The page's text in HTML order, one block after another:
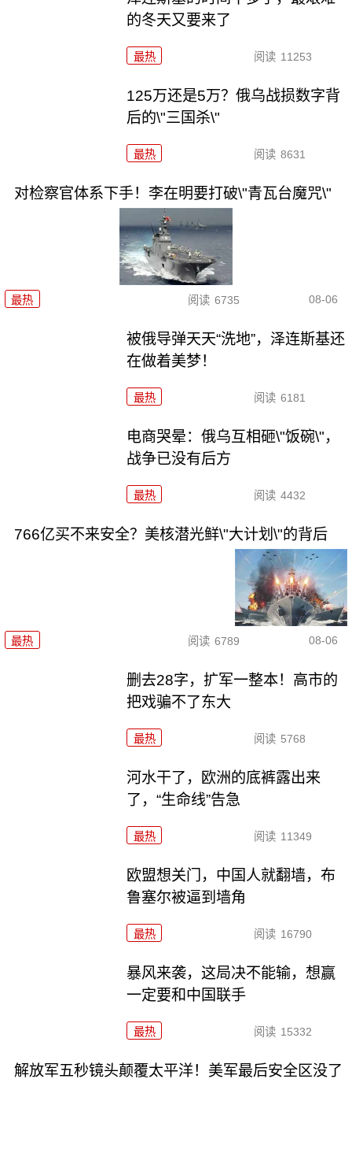
的冬天又要来了
最热 阅读 11253
125万还是5万？俄乌战损数字背
后的\"三国杀\"
最热 阅读 8631
对检察官体系下手！李在明要打破\"青瓦台魔咒\"
最热 阅读 6735 08-06
被俄导弹天天“洗地”，泽连斯基还
在做着美梦！
最热 阅读 6181
电商哭晕：俄乌互相砸\"饭碗\"，
战争已没有后方
最热 阅读 4432
766亿买不来安全？美核潜光鲜\"大计划\"的背后
最热 阅读 6789 08-06
删去28字，扩军一整本！高市的
把戏骗不了东大
最热 阅读 5768
河水干了，欧洲的底裤露出来
了，“生命线”告急
最热 阅读 11349
欧盟想关门，中国人就翻墙，布
鲁塞尔被逼到墙角
最热 阅读 16790
暴风来袭，这局决不能输，想赢
一定要和中国联手
最热 阅读 15332
解放军五秒镜头颠覆太平洋！美军最后安全区没了